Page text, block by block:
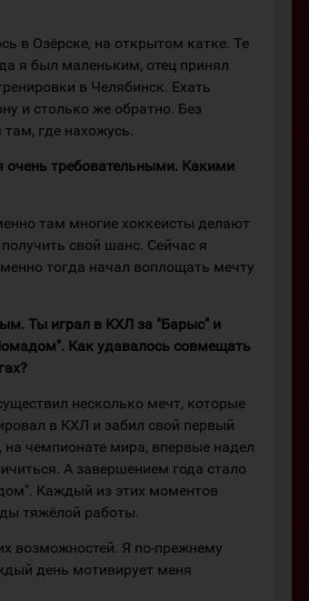
в Озёрске, на открытом катке. Те
я был маленьким, отец принял
в Челябинск. Ехать
и столько же обратно. Без
где нахожусь.
очень требовательными. Какими
там многие хоккеисты делают
свой шанс. Сейчас я
тогда начал воплощать мечту
Ты играл в КХЛ за "Барыс" и
Как удавалось совмещать
несколько мечт, которые
в КХЛ и забил свой первый
на чемпионате мира, впервые надел
А завершением года стало
Каждый из этих моментов
тяжёлой работы.
возможностей. Я по-прежнему
день мотивирует меня